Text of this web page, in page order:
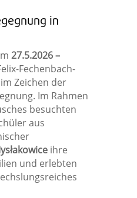
in
27.5.2026 –
Fechenbach-
Zeichen der
Im Rahmen
besuchten
aus
ihre
und erlebten